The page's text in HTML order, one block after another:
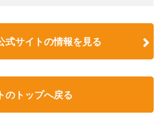
式サイトの情報を見る
のトップへ戻る